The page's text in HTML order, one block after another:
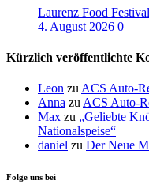
Laurenz Food
4. August 2026 0
Kürzlich veröffentlichte
Leon zu ACS Auto-
Anna zu ACS Auto-
Max zu „Geliebte
Nationalspeise“
daniel zu Der Neue
Folge uns bei